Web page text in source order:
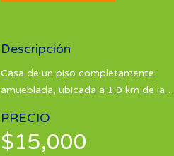
Descripción
Casa de un piso completamente
amueblada, ubicada a 1.9 km de la…
PRECIO
$15,000